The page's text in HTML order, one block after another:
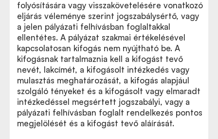
folyósítására vagy visszakövetelésére vonatkozó
eljárás véleménye szerint jogszabálysértő, vagy
a jelen pályázati felhívásban foglaltakkal
ellentétes. A pályázat szakmai értékelésével
kapcsolatosan kifogás nem nyújtható be. A
kifogásnak tartalmaznia kell a kifogást tevő
nevét, lakcímét, a kifogásolt intézkedés vagy
mulasztás meghatározását, a kifogás alapjául
szolgáló tényeket és a kifogásolt vagy elmaradt
intézkedéssel megsértett jogszabályi, vagy a
pályázati felhívásban foglalt rendelkezés pontos
megjelölését és a kifogást tevő aláírását.